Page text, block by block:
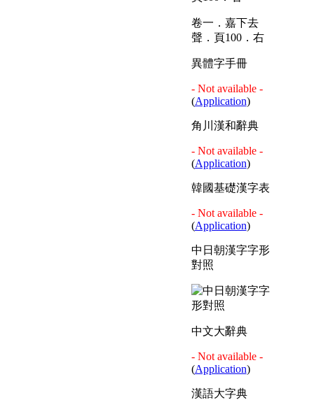
卷一．嘉下去
聲．頁100．右
異體字手冊
- Not available -
(Application)
角川漢和辭典
- Not available -
(Application)
韓國基礎漢字表
- Not available -
(Application)
中日朝漢字字形
對照
中文大辭典
- Not available -
(Application)
漢語大字典